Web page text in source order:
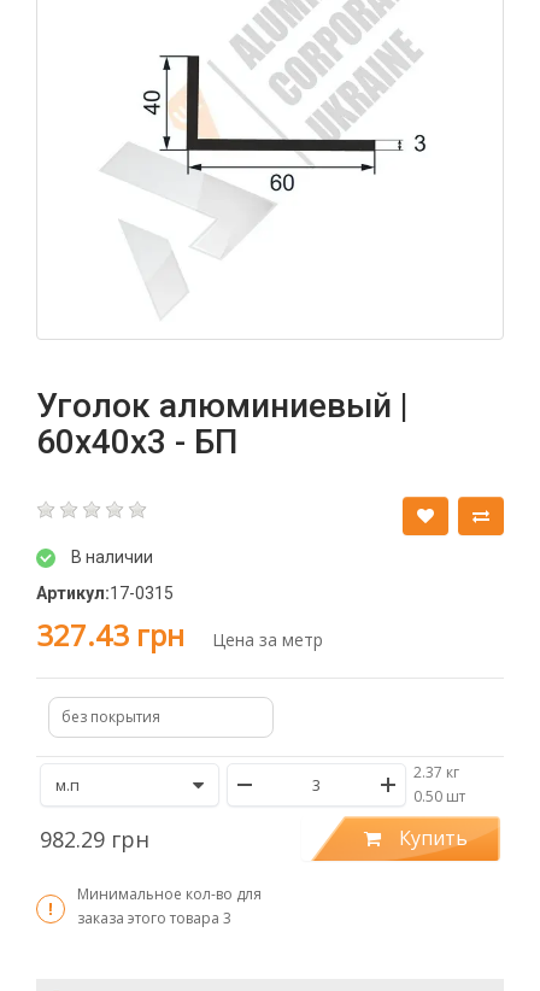
Уголок алюминиевый |
60х40х3 - БП
В наличии
Артикул:17-0315
327.43 грн Цена за метр
без покрытия
2.37 кг
/0.50 шт
982.29 грн Купить
Минимальное кол-во для
заказа этого товара 3